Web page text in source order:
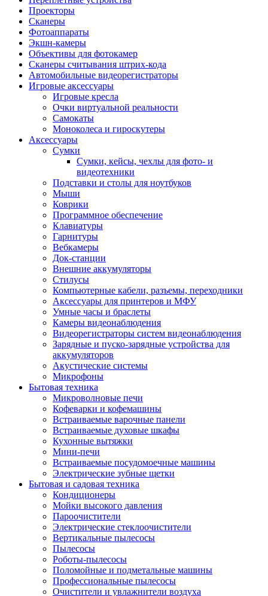
Проекторы
Сканеры
Фотоаппараты
Экшн-камеры
Объективы для фотокамер
Сканеры считывания штрих-кода
Автомобильные видеорегистраторы
Игровые аксессуары
Игровые кресла
Очки виртуальной реальности
Самокаты
Моноколеса и гироскутеры
Аксессуары
Сумки
Сумки, кейсы, чехлы для фото- и
видеотехники
Подставки и столы для ноутбуков
Мыши
Коврики
Программное обеспечение
Клавиатуры
Гарнитуры
Вебкамеры
Док-станции
Внешние аккумуляторы
Стилусы
Компьютерные кабели, разъемы, переходники
Аксессуары для принтеров и МФУ
Умные часы и браслеты
Камеры видеонаблюдения
Видеорегистраторы систем видеонаблюдения
Зарядные и пуско-зарядные устройства для
аккумуляторов
Акустические системы
Микрофоны
Бытовая техника
Микроволновые печи
Кофеварки и кофемашины
Встраиваемые варочные панели
Встраиваемые духовые шкафы
Кухонные вытяжки
Мини-печи
Встраиваемые посудомоечные машины
Электрические зубные щетки
Бытовая и садовая техника
Кондиционеры
Мойки высокого давления
Пароочистители
Электрические стеклоочистители
Вертикальные пылесосы
Пылесосы
Роботы-пылесосы
Поломойные и подметальные машины
Профессиональные пылесосы
Очистители и увлажнители воздуха